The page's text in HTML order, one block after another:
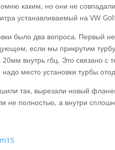
каким, но они не
устанавливаемый на VW
было два вопроса. Первый
если мы прикрутим турбу
20мм внутрь гбц. Это связано
место установки турбы
так, вырезали новый
не полностью, а внутри